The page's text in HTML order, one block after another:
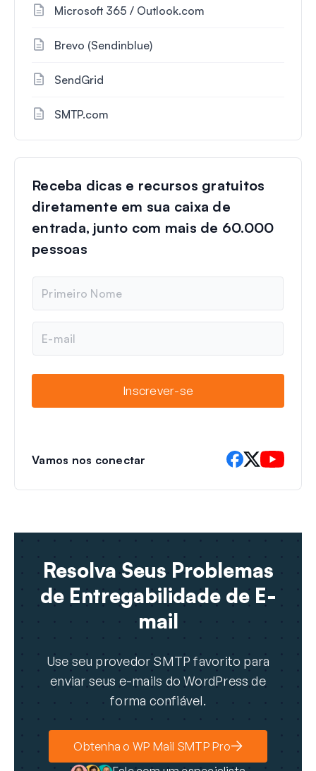
Microsoft 365 / Outlook.com
Brevo (Sendinblue)
SendGrid
SMTP.com
Receba dicas e recursos gratuitos
diretamente em sua caixa de
entrada, junto com mais de 60.000
pessoas
m
e
m
Inscrever-se
Vamos nos conectar
Resolva Seus Problemas
de Entregabilidade de E-
mail
Use seu provedor SMTP favorito para
enviar seus e-mails do WordPress de
forma confiável.
Obtenha o WP Mail SMTP Pro